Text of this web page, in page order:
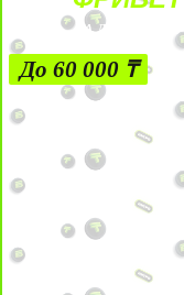
ЗА ДЕПОЗИТЫ
До 60 000 ₸